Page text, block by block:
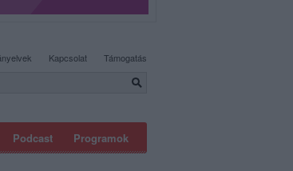
Podcast Programok
Kapcsolat Támogatás